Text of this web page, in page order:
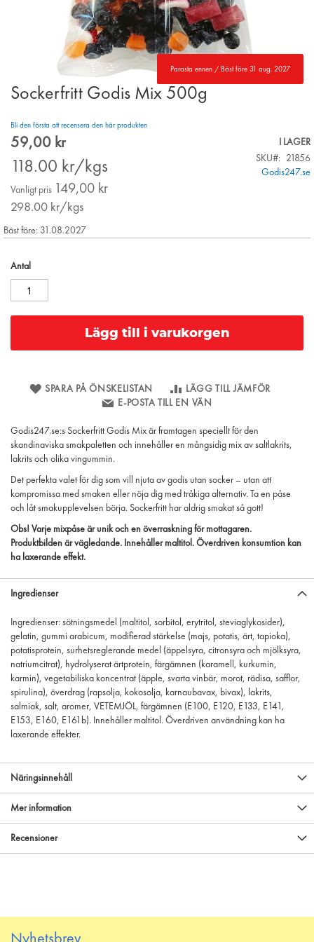
Parasta ennen / Bäst före 31 aug. 2027
Skip
of
the
images
gallery
Sockerfritt Godis Mix 500g
Bli den första att recensera den här produkten
Special
59,00 kr
118.00 kr/kgs
Vanligt pris 149,00 kr
298.00 kr/kgs
I LAGER
SKU
21856
Godis247.se
Bäst före: 31.08.2027
Antal
Lägg till i varukorgen
SPARA PÅ ÖNSKELISTAN
LÄGG TILL JÄMFÖR
E-POSTA TILL EN VÄN
Godis247.se:s Sockerfritt Godis Mix är framtagen speciellt för den
skandinaviska smakpaletten och innehåller en mångsidig mix av saltlakrits,
lakrits och olika vingummin.
Det perfekta valet för dig som vill njuta av godis utan socker – utan att
kompromissa med smaken eller nöja dig med tråkiga alternativ. Ta en påse
och låt smakupplevelsen börja. Sockerfritt har aldrig smakat så gott!
Obs! Varje mixpåse är unik och en överraskning för mottagaren.
Produktbilden är vägledande. Innehåller maltitol. Överdriven konsumtion kan
ha laxerande effekt.
Ingredienser
Ingredienser: sötningsmedel (maltitol, sorbitol, erytritol, steviaglykosider),
gelatin, gummi arabicum, modifierad stärkelse (majs, potatis, ärt, tapioka),
potatisprotein, surhetsreglerande medel (äppelsyra, citronsyra och mjölksyra,
natriumcitrat), hydrolyserat ärtprotein, färgämnen (karamell, kurkumin,
karmin), vegetabiliska koncentrat (äpple, svarta vinbär, morot, rädisa, safflor,
spirulina), överdrag (rapsolja, kokosolja, karnaubavax, bivax), lakrits,
salmiak, salt, aromer, VETEMJÖL, färgämnen (E100, E120, E133, E141,
E153, E160, E161b). Innehåller maltitol. Överdriven användning kan ha
laxerande effekter.
Näringsinnehåll
Mer information
Recensioner